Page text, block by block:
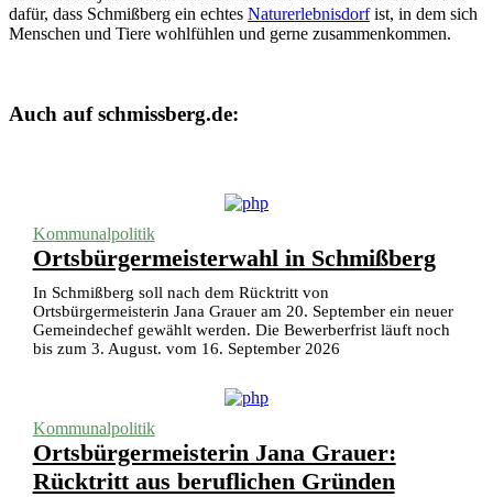
dafür, dass Schmißberg ein echtes Naturerlebnisdorfist, in dem sich
Menschen und Tiere wohlfühlen und gerne zusammenkommen.
Auch auf schmissberg.de:
Kommunalpolitik
Ortsbürgermeisterwahl in Schmißberg
In Schmißberg soll nach dem Rücktritt von
Ortsbürgermeisterin Jana Grauer am 20. September ein neuer
Gemeindechef gewählt werden. Die Bewerberfrist läuft noch
bis zum 3. August. vom 16. September 2026
Kommunalpolitik
Ortsbürgermeisterin Jana Grauer:
Rücktritt aus beruflichen Gründen